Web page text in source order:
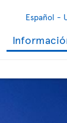
Español -